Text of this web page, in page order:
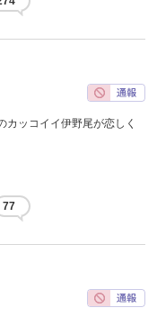
カッコイイ伊野尾が恋しく
77